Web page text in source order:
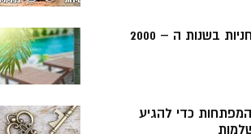
בשנות ה – 2000
5 המפתחות כדי להגיע